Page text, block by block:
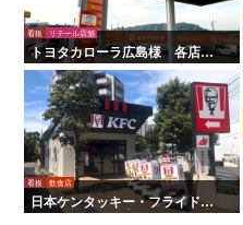
看板 リテール店舗
トヨタカローラ広島様 各店舗
サイン工事
看板 飲食店
日本ケンタッキー・フライド・
チキン様 全国店舗サイン工事 |